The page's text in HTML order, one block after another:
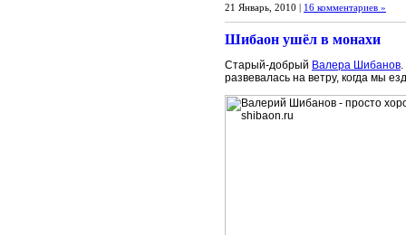
21 Январь, 2010 | 16 комментариев »
Шибаон ушёл в монахи
Старый-добрый Валера Шибанов
развевалась на ветру, когда мы